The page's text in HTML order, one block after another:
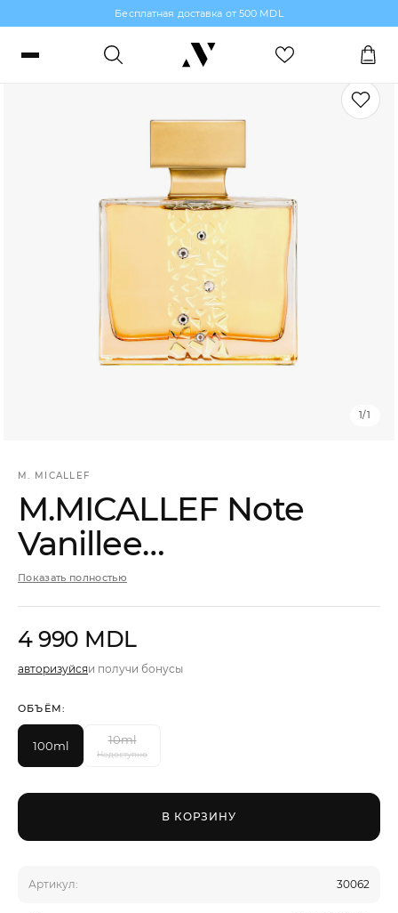
Бесплатная доставка от 500 MDL
Уход за кожей
Бренды
Новости
Акции
Скидки
Нишевая парфюмерия
1/1
M. MICALLEF
M.MICALLEF Note
Vanillee
Парфюмированная
вода
Показать полностью
4 990 MDL
авторизуйсяи получи бонусы
ОБЪЁМ:
100ml 10ml
Недоступно
В КОРЗИНУ
Артикул: 30062